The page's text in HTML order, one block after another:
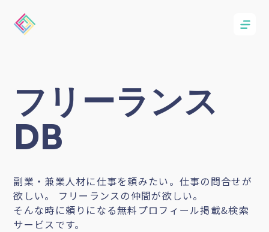
フリーランス
DB
副業・兼業人材に仕事を頼みたい。仕事の問合せが
欲しい。 フリーランスの仲間が欲しい。
そんな時に頼りになる無料プロフィール掲載&検索
サービスです。